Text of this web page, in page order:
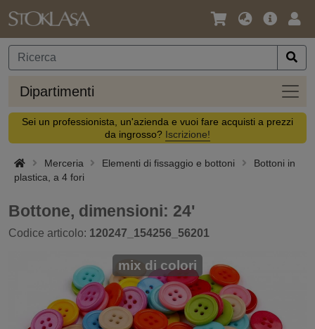
Lingua
Valuta
Offerta
Dipartimenti
Sei un professionista, un'azienda e vuoi fare acquisti a prezzi
da ingrosso? Iscrizione!
Merceria Elementi di fissaggio e bottoni
Bottoni in
plastica, a 4 fori
Bottone, dimensioni: 24'
Codice articolo: 120247_154256_56201
mix di colori